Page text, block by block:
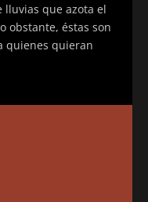
lluvias que azota el
obstante, éstas son
quienes quieran